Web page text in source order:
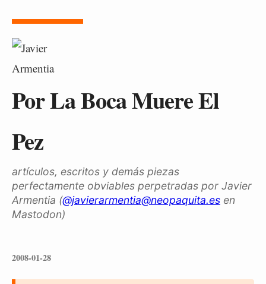
Por La Boca Muere El
Pez
artículos, escritos y demás piezas
perfectamente obviables perpetradas por Javier
Armentia (@javierarmentia@neopaquita.es en
Mastodon)
2008-01-28